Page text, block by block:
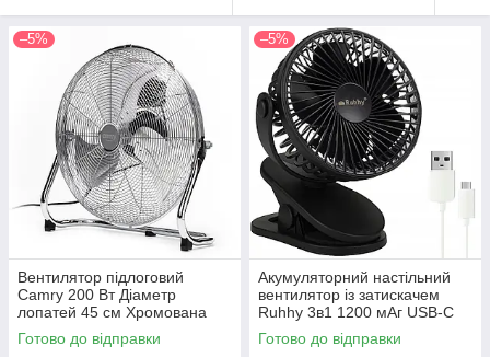
–5%
Вентилятор підлоговий
Camry 200 Вт Діаметр
лопатей 45 см Хромована
поверхня (CR 7306)
Готово до відправки
–5%
Акумуляторний настільний
вентилятор із затискачем
Ruhhy 3в1 1200 мАг USB-C
18 x 16 x 13 см Чорний
(25567)
Готово до відправки